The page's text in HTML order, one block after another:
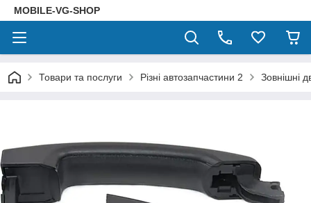
MOBILE-VG-SHOP
Товари та послуги Різні автозапчастини 2 Зовнішні